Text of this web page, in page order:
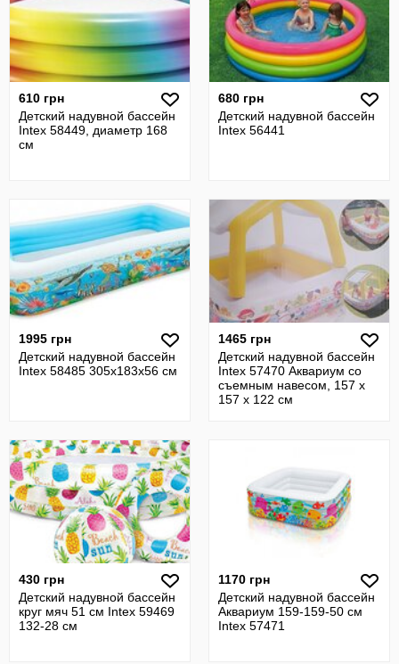
610 грн
Детский надувной бассейн
Intex 58449, диаметр 168
см
680 грн
Детский надувной бассейн
Intex 56441
1995 грн
Детский надувной бассейн
Intex 58485 305x183х56 см
1465 грн
Детский надувной бассейн
Intex 57470 Аквариум со
съемным навесом, 157 х
157 х 122 см
430 грн
Детский надувной бассейн
круг мяч 51 см Intex 59469
132-28 см
1170 грн
Детский надувной бассейн
Аквариум 159-159-50 см
Intex 57471